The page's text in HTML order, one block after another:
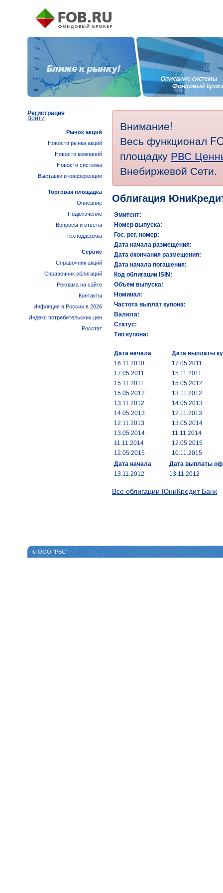
Внимание!
Весь функционал
площадку РВС
Внебиржевой Сети.
Облигация
Эмитент:
Номер выпуска:
Гос. рег. номер:
Дата начала размещения:
Дата окончания размещения:
Дата начала погашения:
Код облигации ISIN:
Объем выпуска:
Номинал:
Частота выплат купона:
Валюта:
Статус:
Тип купона:
Дата начала
Дата выплаты
16.11.2010
17.05.2011
17.05.2011
15.11.2011
15.11.2011
15.05.2012
15.05.2012
13.11.2012
13.11.2012
14.05.2013
14.05.2013
12.11.2013
12.11.2013
13.05.2014
13.05.2014
11.11.2014
11.11.2014
12.05.2015
12.05.2015
10.11.2015
Дата начала
Дата выплаты
13.11.2012
13.11.2012
Все облигации ЮниКредит Банк
Регистрация
Войти
Рынок акций
Новости рынка акций
Новости компаний
Новости системы
Выставки и конференции
Торговая площадка
Описание
Подключение
Вопросы и ответы
Техподдержка
Сервис
Справочник акций
Справочник облигаций
Реклама на сайте
Контакты
Инфляция в России в 2026
Индекс потребительских цен
Росстат
© ООО "РВС"